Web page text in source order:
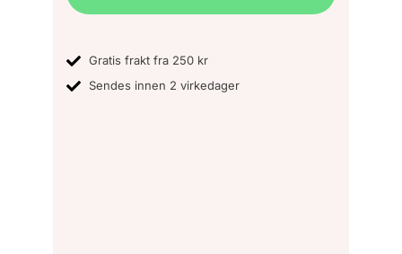
Gratis frakt fra 250 kr
Sendes innen 2 virkedager